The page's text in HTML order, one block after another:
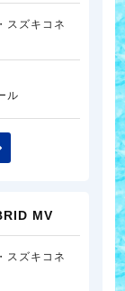
スズキコネ
ル
MV
スズキコネ